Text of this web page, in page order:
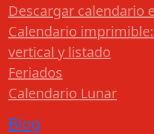
Descargar calendario
Calendario
vertical y listado
Feriados
Calendario Lunar
Blog